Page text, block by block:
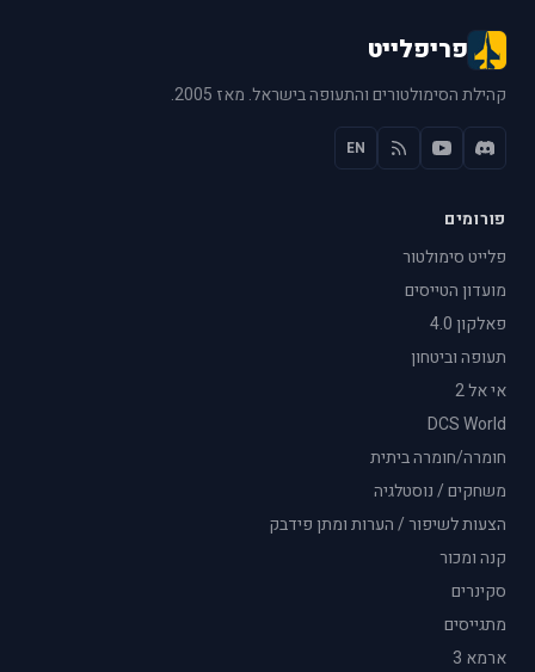
פריפלייט
קהילת הסימולטורים והתעופה בישראל. מאז 2005.
EN
פורומים
פלייט סימולטור
מועדון הטייסים
פאלקון 4.0
תעופה וביטחון
אי אל 2
DCS World
חומרה/חומרה ביתית
משחקים / נוסטלגיה
הצעות לשיפור / הערות ומתן פידבק
קנה ומכור
סקינרים
מתגייסים
ארמא 3